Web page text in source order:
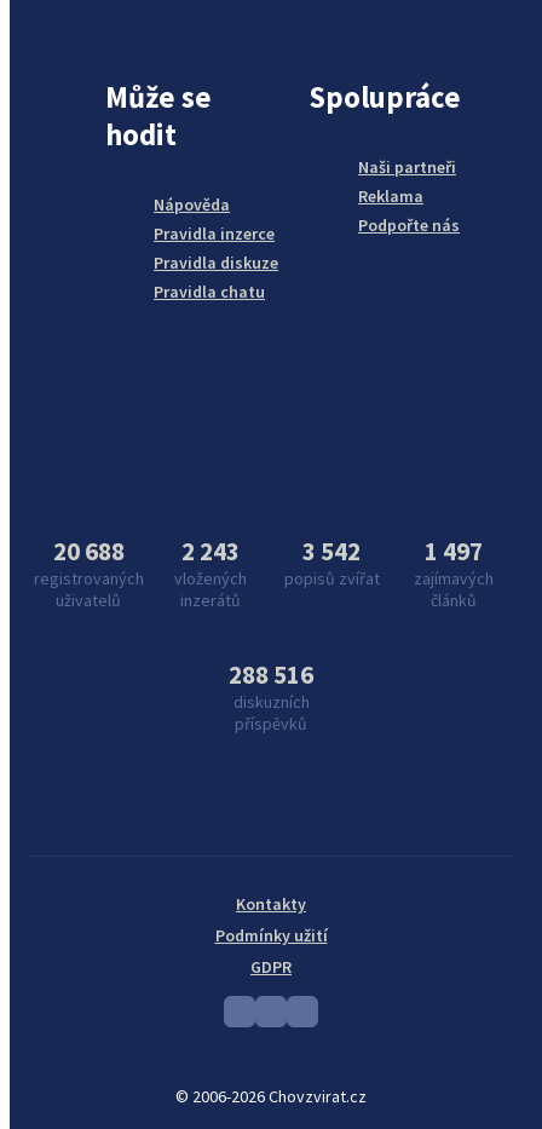
Může se
hodit
Nápověda
Pravidla inzerce
Pravidla diskuze
Pravidla chatu
Spolupráce
Naši partneři
Reklama
Podpořte nás
20 688
registrovaných
uživatelů
2 243
vložených
inzerátů
3 542
popisů zvířat
1 497
zajímavých
článků
288 516
diskuzních
příspěvků
© 2006-2026 Chovzvirat.cz
Kontakty
Podmínky užití
GDPR